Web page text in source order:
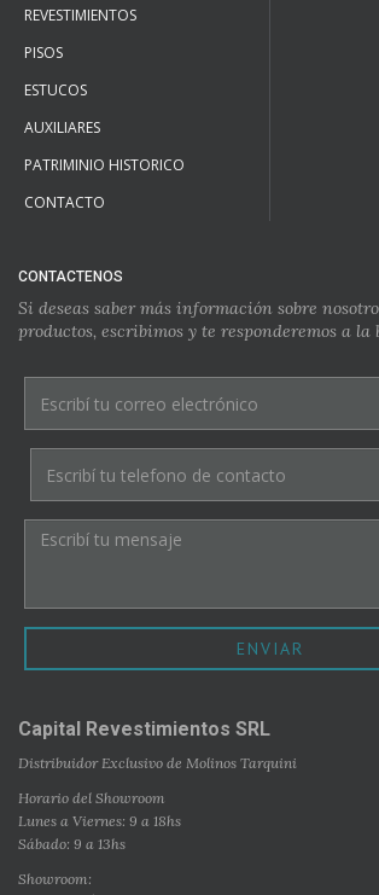
REVESTIMIENTOS
PISOS
ESTUCOS
AUXILIARES
PATRIMINIO HISTORICO
CONTACTO
CONTACTENOS
Si deseas saber más información sobre
productos, escribimos y te responderemos a la
ENVIAR
Capital Revestimientos SRL
Distribuidor Exclusivo de Molinos Tarquini
Horario del Showroom
Lunes a Viernes: 9 a 18hs
Sábado: 9 a 13hs
Showroom: